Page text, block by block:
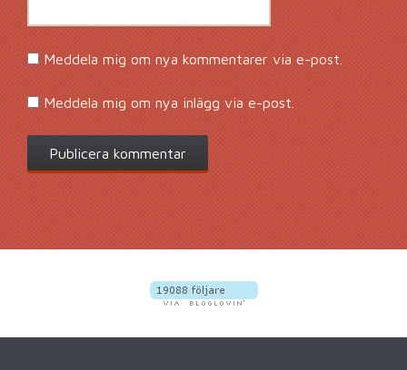
Meddela mig om nya kommentarer via e-post.
Meddela mig om nya inlägg via e-post.